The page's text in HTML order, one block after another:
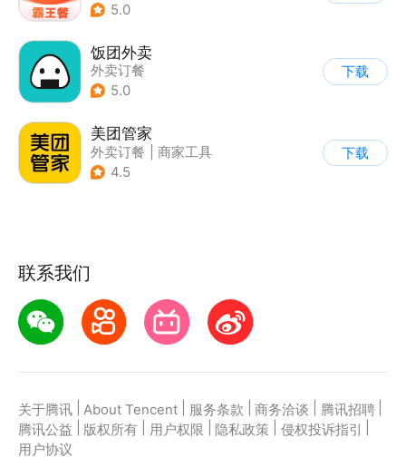
5.0
饭团外卖
外卖订餐
5.0
下载
美团管家
外卖订餐
商家工具
4.5
下载
联系我们
关于腾讯 About Tencent 服务条款 商务洽谈 腾讯招聘
腾讯公益
版权所有 用户权限 隐私政策 侵权投诉指引
用户协议